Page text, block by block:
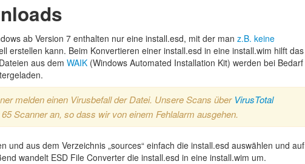
ab Version 7 enthalten nur eine install.esd, mit der man z.B. keine
erstellen kann. Beim Konvertieren einer install.esd in eine install.wim hilft das
aus dem WAIK(Windows Automated Installation Kit) werden bei Bedarf
melden einen Virusbefall der Datei. Unsere Scans über VirusTotal
Scanner an, so dass wir von einem Fehlalarm ausgehen.
und aus dem Verzeichnis „sources“ einfach die install.esd auswählen und auf
wandelt ESD File Converter die install.esd in eine install.wim um.